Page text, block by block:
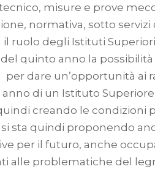
misure e prove
normativa, sotto
il ruolo degli Istituti
quinto anno la
per dare un’opportunità ai
di un Istituto
creando le condizioni
sta quindi proponendo
per il futuro, anche
alle problematiche del